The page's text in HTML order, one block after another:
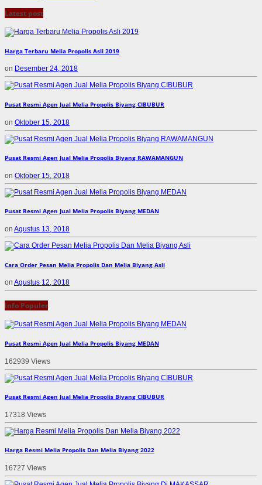
Latest post
Harga Terbaru Melia Propolis Asli 2019
on Desember 24, 2018
Pusat Resmi Agen Jual Melia Propolis Biyang CIBUBUR
on Oktober 15, 2018
Pusat Resmi Agen Jual Melia Propolis Biyang RAWAMANGUN
on Oktober 15, 2018
Pusat Resmi Agen Jual Melia Propolis Biyang MEDAN
on Agustus 13, 2018
Cara Order Pesan Melia Propolis Dan Melia Biyang Asli
on Agustus 12, 2018
Info Populer
Pusat Resmi Agen Jual Melia Propolis Biyang MEDAN
162939 Views
Pusat Resmi Agen Jual Melia Propolis Biyang CIBUBUR
17318 Views
Harga Resmi Melia Propolis Dan Melia Biyang 2022
16727 Views